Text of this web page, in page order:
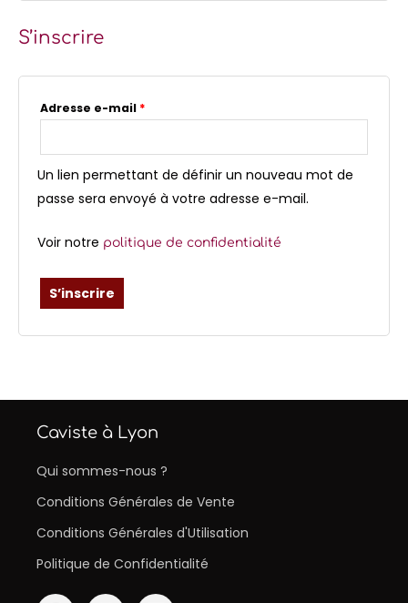
S’inscrire
Adresse e-mail *
Un lien permettant de définir un nouveau mot de
passe sera envoyé à votre adresse e-mail.
Voir notre politique de confidentialité
S’inscrire
Caviste à Lyon
Qui sommes-nous ?
Conditions Générales de Vente
Conditions Générales d'Utilisation
Politique de Confidentialité